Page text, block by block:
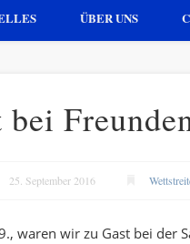
ÜBER UNS
bei
25. September 2016
waren wir zu Gast bei der